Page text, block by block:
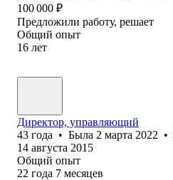
100 000 ₽
Предложили работу, решает
Общий опыт
16 лет
Директор, управляющий
43 года • Была 2 марта 2022 •
14 августа 2015
Общий опыт
22 года 7 месяцев